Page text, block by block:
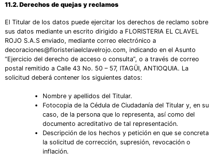
11.2. Derechos de quejas y reclamos
El Titular de los datos puede ejercitar los derechos de reclamo sobre
sus datos mediante un escrito dirigido a FLORISTERIA EL CLAVEL
ROJO S.A.S enviado, mediante correo electrónico a
decoraciones@floristeriaelclavelrojo.com, indicando en el Asunto
“Ejercicio del derecho de acceso o consulta”, o a través de correo
postal remitido a Calle 43 No. 50 – 57, ITAGÜI, ANTIOQUIA. La
solicitud deberá contener los siguientes datos:
Nombre y apellidos del Titular.
Fotocopia de la Cédula de Ciudadanía del Titular y, en su
caso, de la persona que lo representa, así como del
documento acreditativo de tal representación.
Descripción de los hechos y petición en que se concreta
la solicitud de corrección, supresión, revocación o
inflación.